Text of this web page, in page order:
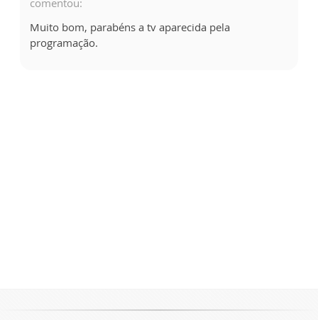
comentou:
Muito bom, parabéns a tv aparecida pela
programação.